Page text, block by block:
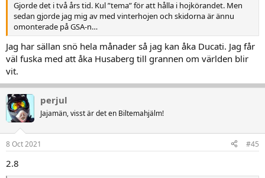
Gjorde det i två års tid. Kul ”tema” för att hålla i hojkörandet. Men
sedan gjorde jag mig av med vinterhojen och skidorna är ännu
omonterade på GSA-n…
Jag har sällan snö hela månader så jag kan åka Ducati. Jag får
väl fuska med att åka Husaberg till grannen om världen blir
vit.
perjul
Jajamän, visst är det en Biltemahjälm!
8 Oct 2021 #45
2.8